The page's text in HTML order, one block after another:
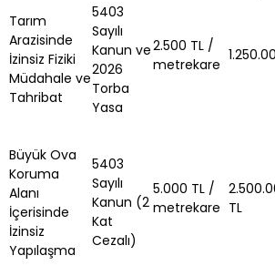
Tarım
Arazisinde
İzinsiz Fiziki
Müdahale ve
Tahribat
5403
Sayılı
Kanun ve
2026
Torba
Yasa
2.500 TL /
metrekare
Büyük Ova
Koruma
Alanı
İçerisinde
İzinsiz
Yapılaşma
5403
Sayılı
Kanun (2
Kat
Cezalı)
5.000 TL /
metrekare TL